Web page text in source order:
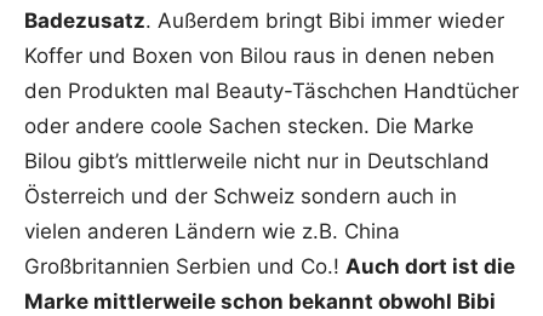
Badezusatz. Außerdem bringt Bibi immer wieder
Koffer und Boxen von Bilou raus in denen neben
den Produkten mal Beauty-Täschchen Handtücher
oder andere coole Sachen stecken. Die Marke
Bilou gibt’s mittlerweile nicht nur in Deutschland
Österreich und der Schweiz sondern auch in
vielen anderen Ländern wie z.B. China
Großbritannien Serbien und Co.! Auch dort ist die
Marke mittlerweile schon bekannt obwohl Bibi